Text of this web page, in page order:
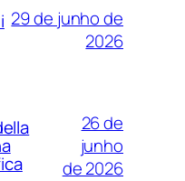
29 de junho de
2026
26 de
junho
de 2026